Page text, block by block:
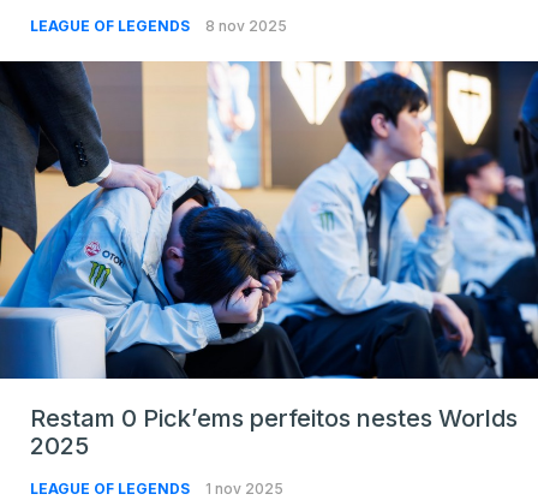
LEAGUE OF LEGENDS 8 nov 2025
Restam 0 Pick’ems perfeitos nestes Worlds
2025
LEAGUE OF LEGENDS 1 nov 2025